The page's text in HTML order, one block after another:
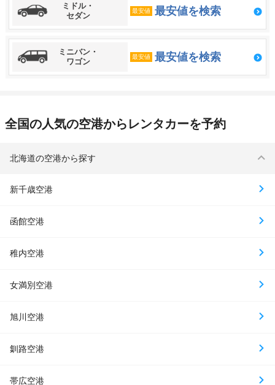
ミドル・
セダン
最安値 最安値を検索
ミニバン・
ワゴン
最安値 最安値を検索
全国の人気の空港からレンタカーを予約
北海道の空港から探す
新千歳空港
函館空港
稚内空港
女満別空港
旭川空港
釧路空港
帯広空港